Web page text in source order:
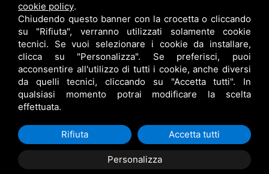
B.F. S.P.A. © •PRIVACY•CONTITOLARITÀ•
RESPONSABILE DEL TRATTAMENTO
• SITEMAP• QUESTO SITO È PROTETTO DA GOOGLE RECAPTCHA V3,
PRIVACY POLICYETERMS OF SERVICEDI GOOGLE.
cookie policy.
Chiudendo questo banner con la crocetta o cliccando
su "Rifiuta", verranno utilizzati solamente cookie
tecnici. Se vuoi selezionare i cookie da installare,
clicca su "Personalizza". Se preferisci, puoi
acconsentire all'utilizzo di tutti i cookie, anche diversi
da quelli tecnici, cliccando su "Accetta tutti". In
qualsiasi momento potrai modificare la scelta
effettuata.
Personalizza
Rifiuta Accetta tutti